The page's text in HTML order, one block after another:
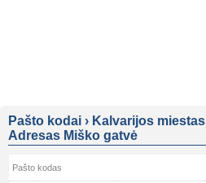
Pašto kodai › Kalvarijos miestas
Adresas Miško gatvė